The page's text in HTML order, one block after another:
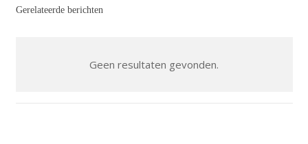
Gerelateerde berichten
Geen resultaten gevonden.